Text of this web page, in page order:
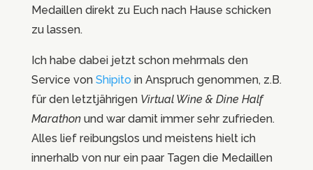
Medaillen direkt zu Euch nach Hause schicken
zu lassen.
Ich habe dabei jetzt schon mehrmals den
Service von Shipito in Anspruch genommen, z.B.
für den letztjährigen Virtual Wine & Dine Half
Marathonund war damit immer sehr zufrieden.
Alles lief reibungslos und meistens hielt ich
innerhalb von nur ein paar Tagen die Medaillen